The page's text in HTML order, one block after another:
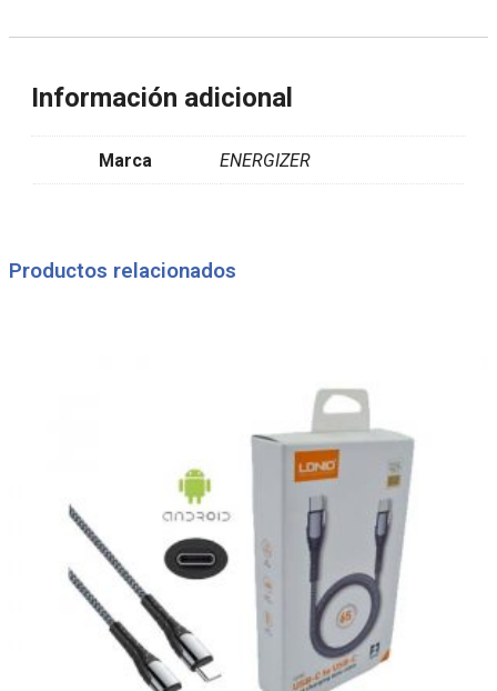
Información adicional
Marca ENERGIZER
Productos relacionados